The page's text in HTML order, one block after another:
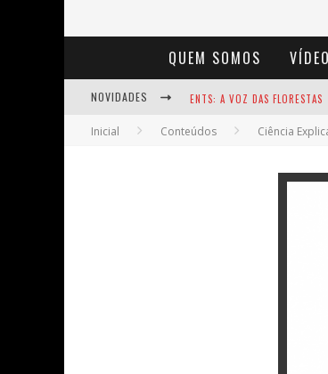
QUEM SOMOS
NOVIDADES ENTS: A VOZ DAS FLORESTAS
NOTÁVEIS: BERTHA LUTZ
BAÚ DE HISTÓRIAS - A
Inicial Conteúdos Ciência